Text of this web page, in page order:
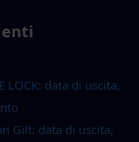
LOCK: data di uscita,
Gilt: data di uscita,